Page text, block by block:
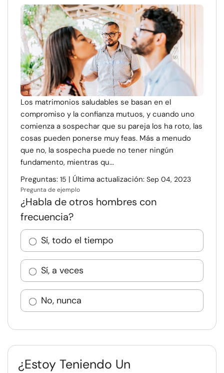
Los matrimonios saludables se basan en el
compromiso y la confianza mutuos, y cuando uno
comienza a sospechar que su pareja los ha roto, las
cosas pueden ponerse muy feas. Más a menudo
que no, la sospecha puede no tener ningún
fundamento, mientras qu...
Preguntas: 15 | Última actualización: Sep 04, 2023
Pregunta de ejemplo
¿Habla de otros hombres con
frecuencia?
Sí, todo el tiempo
Sí, a veces
No, nunca
¿Estoy Teniendo Un